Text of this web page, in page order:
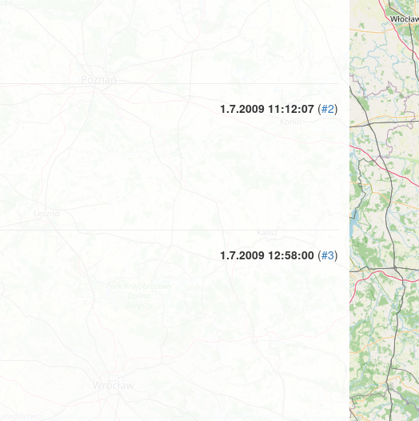
1.7.2009 11:12:07 (#2)
1.7.2009 12:58:00 (#3)